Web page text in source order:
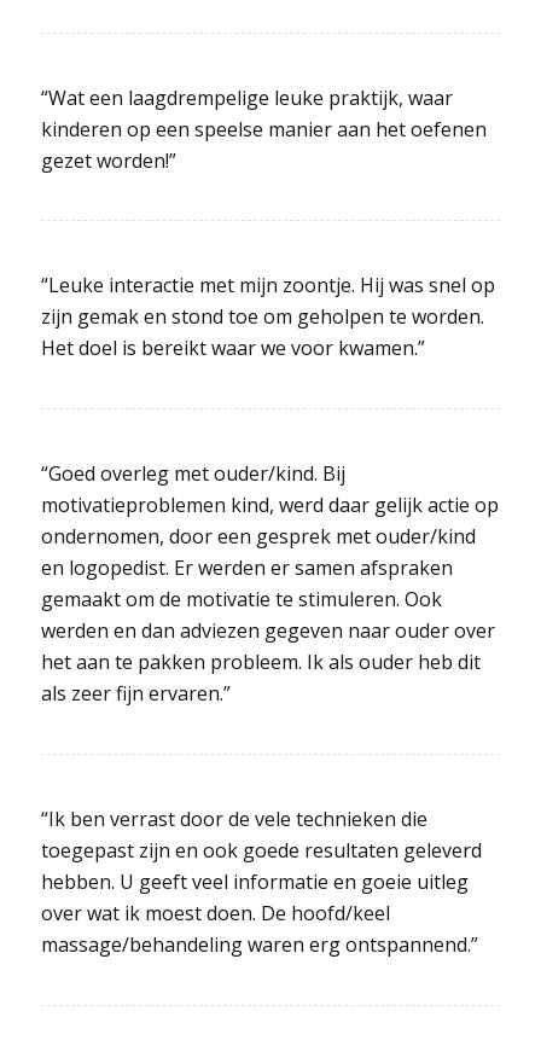
“Wat een laagdrempelige leuke praktijk, waar
kinderen op een speelse manier aan het oefenen
gezet worden!”
“Leuke interactie met mijn zoontje. Hij was snel op
zijn gemak en stond toe om geholpen te worden.
Het doel is bereikt waar we voor kwamen.”
“Goed overleg met ouder/kind. Bij
motivatieproblemen kind, werd daar gelijk actie op
ondernomen, door een gesprek met ouder/kind
en logopedist. Er werden er samen afspraken
gemaakt om de motivatie te stimuleren. Ook
werden en dan adviezen gegeven naar ouder over
het aan te pakken probleem. Ik als ouder heb dit
als zeer fijn ervaren.”
“Ik ben verrast door de vele technieken die
toegepast zijn en ook goede resultaten geleverd
hebben. U geeft veel informatie en goeie uitleg
over wat ik moest doen. De hoofd/keel
massage/behandeling waren erg ontspannend.”